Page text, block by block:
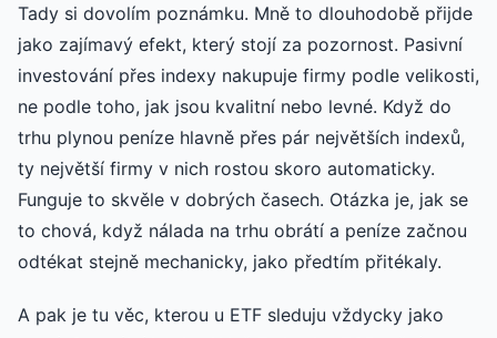
Tady si dovolím poznámku. Mně to dlouhodobě přijde
jako zajímavý efekt, který stojí za pozornost. Pasivní
investování přes indexy nakupuje firmy podle velikosti,
ne podle toho, jak jsou kvalitní nebo levné. Když do
trhu plynou peníze hlavně přes pár největších indexů,
ty největší firmy v nich rostou skoro automaticky.
Funguje to skvěle v dobrých časech. Otázka je, jak se
to chová, když nálada na trhu obrátí a peníze začnou
odtékat stejně mechanicky, jako předtím přitékaly.
A pak je tu věc, kterou u ETF sleduju vždycky jako